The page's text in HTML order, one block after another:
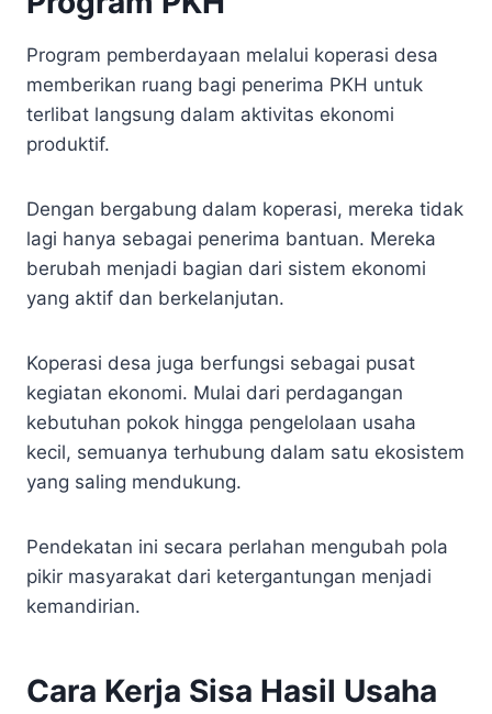
Program pemberdayaan melalui koperasi desa
memberikan ruang bagi penerima PKH untuk
terlibat langsung dalam aktivitas ekonomi
produktif.
Dengan bergabung dalam koperasi, mereka tidak
lagi hanya sebagai penerima bantuan. Mereka
berubah menjadi bagian dari sistem ekonomi
yang aktif dan berkelanjutan.
Koperasi desa juga berfungsi sebagai pusat
kegiatan ekonomi. Mulai dari perdagangan
kebutuhan pokok hingga pengelolaan usaha
kecil, semuanya terhubung dalam satu ekosistem
yang saling mendukung.
Pendekatan ini secara perlahan mengubah pola
pikir masyarakat dari ketergantungan menjadi
kemandirian.
Cara Kerja Sisa Hasil Usaha